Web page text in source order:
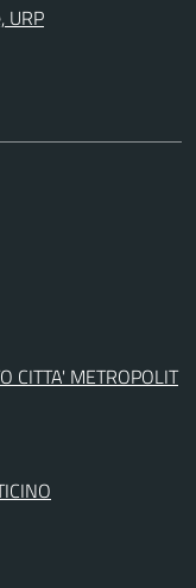
URP
CITTA' METROPOLIT